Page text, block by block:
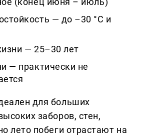
— до –30 °C и
— 25–30 лет
— практически не
для больших
заборов, стен,
лето побеги отрастают на